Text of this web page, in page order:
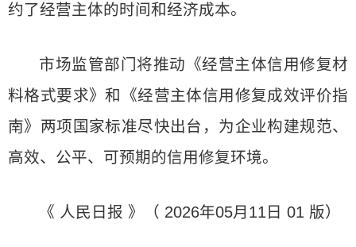
约了经营主体的时间和经济成本。
市场监管部门将推动《经营主体信用修复材
料格式要求》和《经营主体信用修复成效评价指
南》两项国家标准尽快出台，为企业构建规范、
高效、公平、可预期的信用修复环境。
《 人民日报 》（ 2026年05月11日 01 版）